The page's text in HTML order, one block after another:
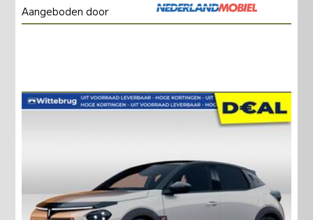
Aangeboden door